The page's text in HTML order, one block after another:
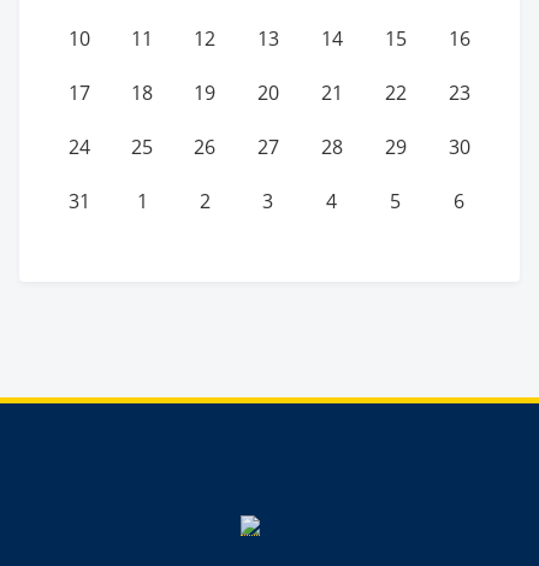
10 11 12 13 14 15 16
17 18 19 20 21 22 23
24 25 26 27 28 29 30
31 1 2 3 4 5 6